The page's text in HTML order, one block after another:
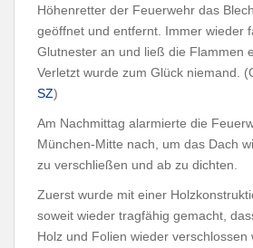
Höhenretter der Feuerwehr das
geöffnet und entfernt. Immer wieder
Glutnester an und ließ die Flammen
Verletzt wurde zum Glück niemand.
SZ)
Am Nachmittag alarmierte die
München-Mitte nach, um das Dach
zu verschließen und ab zu dichten.
Zuerst wurde mit einer
soweit wieder tragfähig gemacht,
Holz und Folien wieder verschlossen